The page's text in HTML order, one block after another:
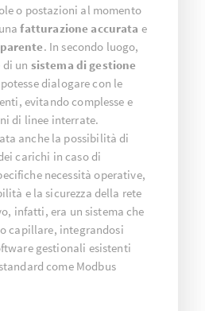
o postazioni al momento
fatturazione accurata e
. In secondo luogo,
di un sistema di gestione
dialogare con le
evitando complesse e
di linee interrate.
anche la possibilità di
carichi in caso di
necessità operative,
e la sicurezza della rete
infatti, era un sistema che
capillare, integrandosi
gestionali esistenti
come Modbus